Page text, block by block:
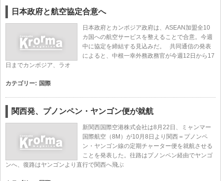
日本政府と航空協定合意へ
日本政府とカンボジア政府は、ASEAN加盟全10
カ国への航空サービスを整えることで合意。今週
中に協定を締結する見込みだ。 共同通信の発表
によると、中根一幸外務政務官が今週12日から17
日までカンボジア、ラオ
カテゴリー: 国際
関西発、プノンペン・ヤンゴン便が就航
新関西国際空港株式会社は8月22日、ミャンマー
国際航空（8M）が10月8日より関西＝プノンペ
ン・ヤンゴン線の定期チャーター便を就航させる
ことを発表した。往路はプノンペン経由でヤンゴ
ンへ、復路はヤンゴンより直行で関西へ飛ぶ